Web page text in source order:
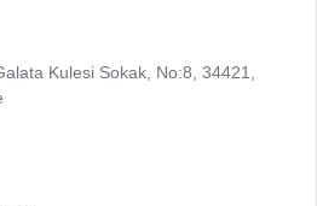
Kulesi Sokak, No:8, 34421,